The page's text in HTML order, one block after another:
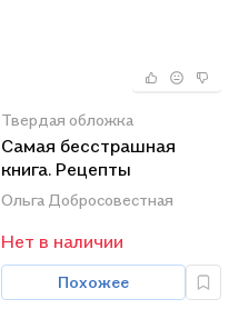
Твердая обложка
Самая бесстрашная
книга. Рецепты
храбрости
Ольга Добросовестная
Нет в наличии
Похожее